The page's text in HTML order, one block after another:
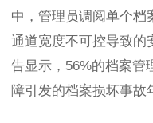
中，管理员调阅单个档
通道宽度不可控导致的
告显示，56%的档案管
障引发的档案损坏事故